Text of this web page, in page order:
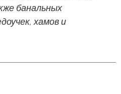
банальных
хамов и